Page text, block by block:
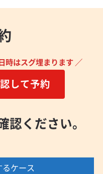
時はスグ埋まります ／
して予約
認ください。
ケース